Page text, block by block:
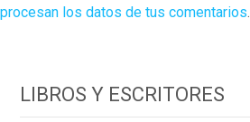
procesan los datos de tus comentarios.
LIBROS Y ESCRITORES